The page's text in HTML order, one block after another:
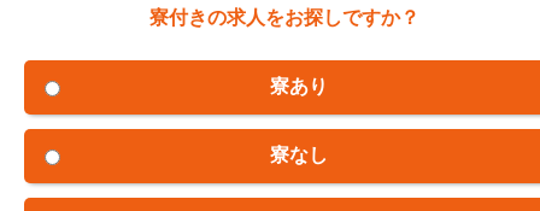
寮付きの求人をお探しですか？
寮あり
寮なし